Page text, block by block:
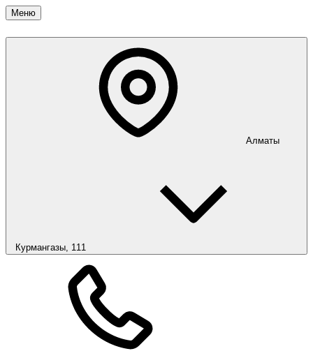
Меню
Алматы
Курмангазы, 111